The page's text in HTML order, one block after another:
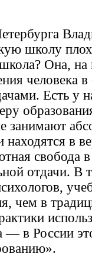
школу
Она, на
человека
Есть у
занимают
в
свобода
отдачи. В
чем в
— в России